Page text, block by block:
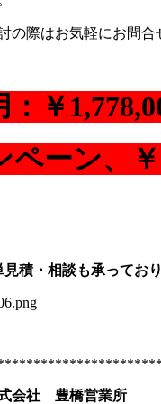
の際はお気軽にお問合
￥
ーン、￥
積・相談も承っており
会社 豊橋営業所